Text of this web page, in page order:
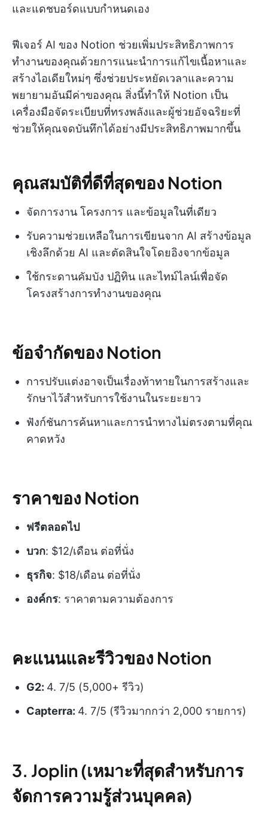
และแดชบอร์ดแบบกำหนดเอง
ฟีเจอร์ AI ของ Notion ช่วยเพิ่มประสิทธิภาพการ
ทำงานของคุณด้วยการแนะนำการแก้ไขเนื้อหาและ
สร้างไอเดียใหม่ๆ ซึ่งช่วยประหยัดเวลาและความ
พยายามอันมีค่าของคุณ สิ่งนี้ทำให้ Notion เป็น
เครื่องมือจัดระเบียบที่ทรงพลังและผู้ช่วยอัจฉริยะที่
ช่วยให้คุณจดบันทึกได้อย่างมีประสิทธิภาพมากขึ้น
คุณสมบัติที่ดีที่สุดของ Notion
จัดการงาน โครงการ และข้อมูลในที่เดียว
รับความช่วยเหลือในการเขียนจาก AI สร้างข้อมูล
เชิงลึกด้วย AI และตัดสินใจโดยอิงจากข้อมูล
ใช้กระดานคัมบัง ปฏิทิน และไทม์ไลน์เพื่อจัด
โครงสร้างการทำงานของคุณ
ข้อจำกัดของ Notion
การปรับแต่งอาจเป็นเรื่องท้าทายในการสร้างและ
รักษาไว้สำหรับการใช้งานในระยะยาว
ฟังก์ชันการค้นหาและการนำทางไม่ตรงตามที่คุณ
คาดหวัง
ราคาของ Notion
ฟรีตลอดไป
บวก: $12/เดือน ต่อที่นั่ง
ธุรกิจ: $18/เดือน ต่อที่นั่ง
องค์กร: ราคาตามความต้องการ
คะแนนและรีวิวของ Notion
G2: 4. 7/5 (5,000+ รีวิว)
Capterra: 4. 7/5 (รีวิวมากกว่า 2,000 รายการ)
3. Joplin (เหมาะที่สุดสำหรับการ
จัดการความรู้ส่วนบุคคล)